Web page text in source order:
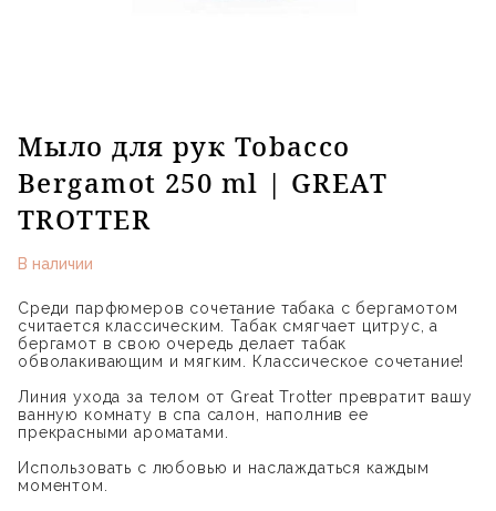
Мыло для рук Tobacco
Bergamot 250 ml | GREAT
TROTTER
В наличии
Среди парфюмеров сочетание табака с бергамотом
считается классическим. Табак смягчает цитрус, а
бергамот в свою очередь делает табак
обволакивающим и мягким. Классическое сочетание!
Линия ухода за телом от Great Trotter превратит вашу
ванную комнату в спа салон, наполнив ее
прекрасными ароматами.
Использовать с любовью и наслаждаться каждым
моментом.